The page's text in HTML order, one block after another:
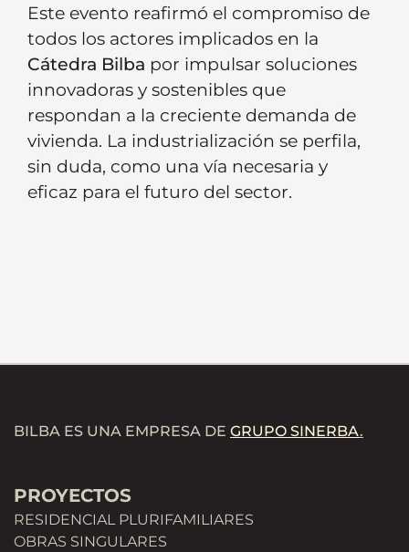
Este evento reafirmó el compromiso de
todos los actores implicados en la
Cátedra Bilba por impulsar soluciones
innovadoras y sostenibles que
respondan a la creciente demanda de
vivienda. La industrialización se perfila,
sin duda, como una vía necesaria y
eficaz para el futuro del sector.
BILBA ES UNA EMPRESA DE GRUPO SINERBA.
PROYECTOS
RESIDENCIAL PLURIFAMILIARES
OBRAS SINGULARES